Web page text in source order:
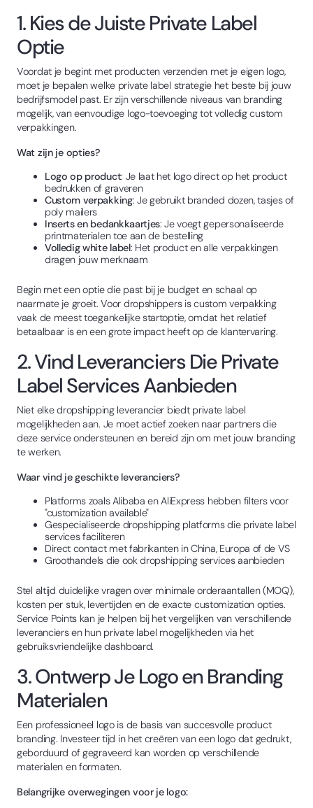
1. Kies de Juiste Private Label
Optie
Voordat je begint met producten verzenden met je eigen logo,
moet je bepalen welke private label strategie het beste bij jouw
bedrijfsmodel past. Er zijn verschillende niveaus van branding
mogelijk, van eenvoudige logo-toevoeging tot volledig custom
verpakkingen.
Wat zijn je opties?
Logo op product: Je laat het logo direct op het product
bedrukken of graveren
Custom verpakking: Je gebruikt branded dozen, tasjes of
poly mailers
Inserts en bedankkaartjes: Je voegt gepersonaliseerde
printmaterialen toe aan de bestelling
Volledig white label: Het product en alle verpakkingen
dragen jouw merknaam
Begin met een optie die past bij je budget en schaal op
naarmate je groeit. Voor dropshippers is custom verpakking
vaak de meest toegankelijke startoptie, omdat het relatief
betaalbaar is en een grote impact heeft op de klantervaring.
2. Vind Leveranciers Die Private
Label Services Aanbieden
Niet elke dropshipping leverancier biedt private label
mogelijkheden aan. Je moet actief zoeken naar partners die
deze service ondersteunen en bereid zijn om met jouw branding
te werken.
Waar vind je geschikte leveranciers?
Platforms zoals Alibaba en AliExpress hebben filters voor
"customization available"
Gespecialiseerde dropshipping platforms die private label
services faciliteren
Direct contact met fabrikanten in China, Europa of de VS
Groothandels die ook dropshipping services aanbieden
Stel altijd duidelijke vragen over minimale orderaantallen (MOQ),
kosten per stuk, levertijden en de exacte customization opties.
Service Points kan je helpen bij het vergelijken van verschillende
leveranciers en hun private label mogelijkheden via het
gebruiksvriendelijke dashboard.
3. Ontwerp Je Logo en Branding
Materialen
Een professioneel logo is de basis van succesvolle product
branding. Investeer tijd in het creëren van een logo dat gedrukt,
geborduurd of gegraveerd kan worden op verschillende
materialen en formaten.
Belangrijke overwegingen voor je logo: